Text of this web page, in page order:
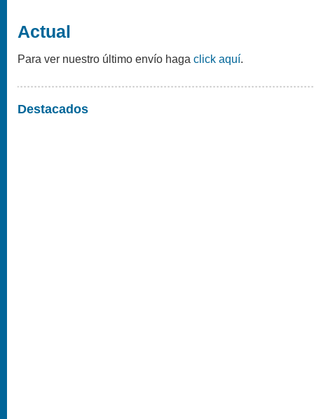
Actual
Para ver nuestro último envío haga click aquí.
Destacados